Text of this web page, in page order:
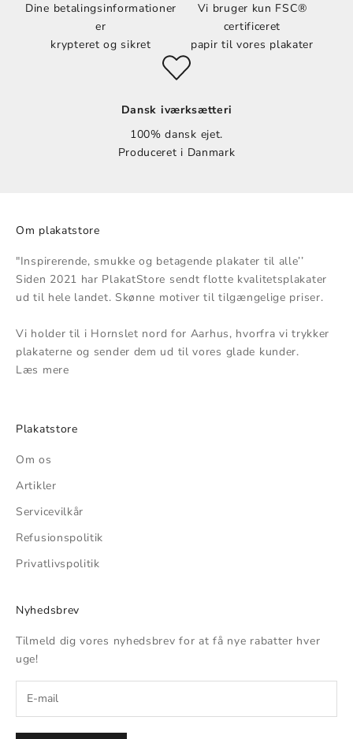
Dine betalingsinformationer
er
krypteret og sikret
Vi bruger kun FSC®
certificeret
papir til vores plakater
Dansk iværksætteri
100% dansk ejet.
Produceret i Danmark
Om plakatstore
"Inspirerende, smukke og betagende plakater til alle’’
Siden 2021 har PlakatStore sendt flotte kvalitetsplakater
ud til hele landet. Skønne motiver til tilgængelige priser.
Vi holder til i Hornslet nord for Aarhus, hvorfra vi trykker
plakaterne og sender dem ud til vores glade kunder.
Læs mere
Plakatstore
Om os
Artikler
Servicevilkår
Refusionspolitik
Privatlivspolitik
Nyhedsbrev
Tilmeld dig vores nyhedsbrev for at få nye rabatter hver
uge!